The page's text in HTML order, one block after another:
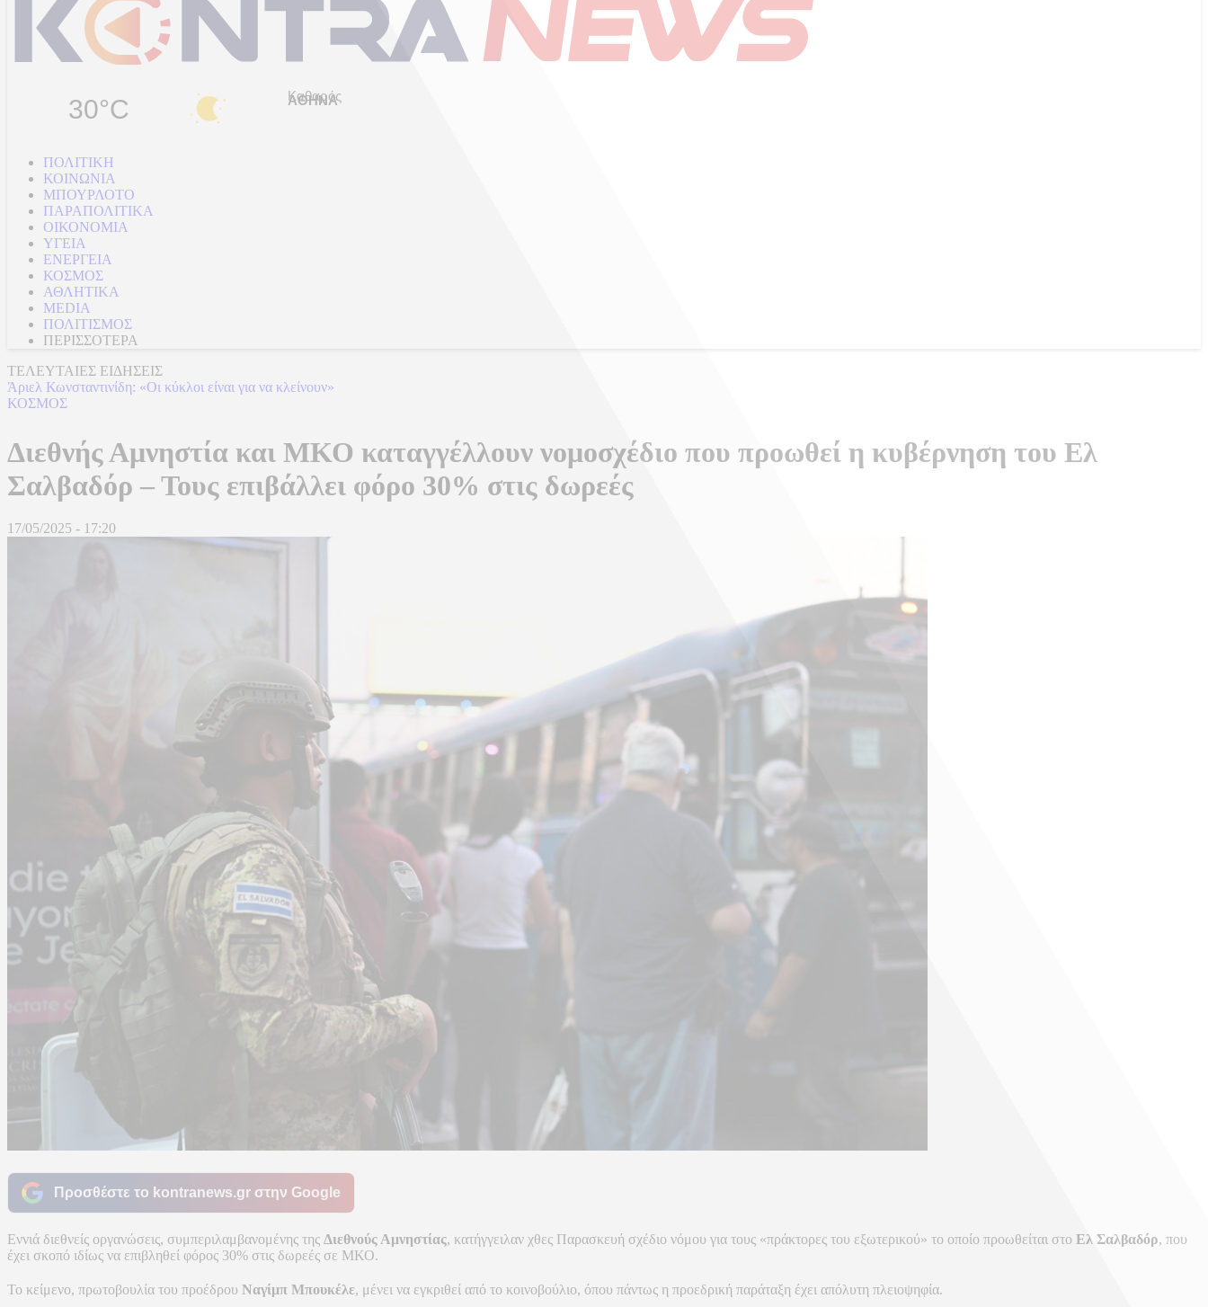
30°C Καθαρός
ΠΟΛΙΤΙΚΗ
ΚΟΙΝΩΝΙΑ
ΜΠΟΥΡΛΟΤΟ
ΠΑΡΑΠΟΛΙΤΙΚΑ
ΟΙΚΟΝΟΜΙΑ
ΥΓΕΙΑ
ΕΝΕΡΓΕΙΑ
ΚΟΣΜΟΣ
ΑΘΛΗΤΙΚΑ
MEDIA
ΠΟΛΙΤΙΣΜΟΣ
ΠΕΡΙΣΣΟΤΕΡΑ
ΤΕΛΕΥΤΑΙΕΣ ΕΙΔΗΣΕΙΣ
Άριελ Κωνσταντινίδη: «Oι κύκλοι είναι για να κλείνουν»
ΚΟΣΜΟΣ
Διεθνής Αμνηστία και ΜΚΟ καταγγέλλουν νομοσχέδιο που προωθεί η κυβέρνηση του Ελ
Σαλβαδόρ – Τους επιβάλλει φόρο 30% στις δωρεές
17/05/2025 - 17:20
Προσθέστε το kontranews.gr στην Google
Εννιά διεθνείς οργανώσεις, συμπεριλαμβανομένης της Διεθνούς Αμνηστίας, κατήγγειλαν χθες Παρασκευή σχέδιο νόμου για τους «πράκτορες του εξωτερικού» το οποίο προωθείται στο Ελ Σαλβαδόρ, που
έχει σκοπό ιδίως να επιβληθεί φόρος 30% στις δωρεές σε ΜΚΟ.
Το κείμενο, πρωτοβουλία του προέδρου Ναγίμπ Μπουκέλε, μένει να εγκριθεί από το κοινοβούλιο, όπου πάντως η προεδρική παράταξη έχει απόλυτη πλειοψηφία.